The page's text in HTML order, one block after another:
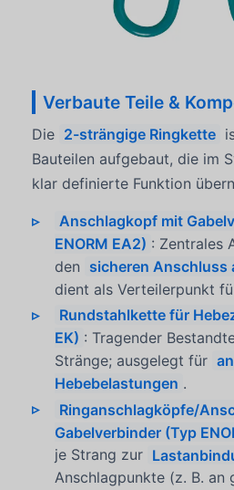
Verbaute Teile &
Die 2-strängige Ringkette
Bauteilen aufgebaut, die im
klar definierte Funktion
Anschlagkopf mit
ENORM EA2) : Zentrales
den sicheren Anschluss
dient als Verteilerpunkt
Rundstahlkette für
EK) : Tragender
Stränge; ausgelegt für
Hebebelastungen .
Ringanschlagköpfe/
Gabelverbinder (Typ
je Strang zur
Anschlagpunkte (z. B. an